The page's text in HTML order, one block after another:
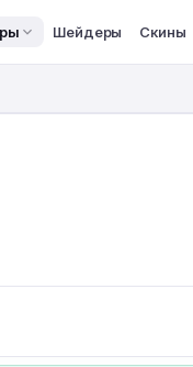
Шейдеры Скины